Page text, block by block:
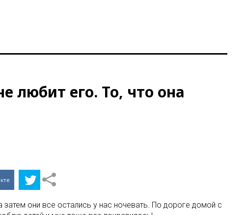
любит его. То, что она
они все остались у нас ночевать. По дороге домой с